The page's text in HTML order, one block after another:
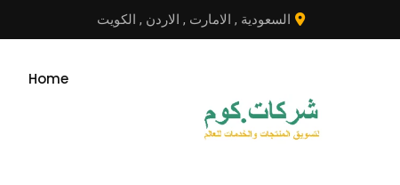
إلى
السعودية , الامارت , الاردن , الكويت
Home